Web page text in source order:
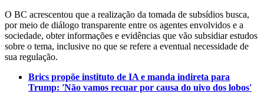
O BC acrescentou que a realização da tomada de subsídios busca,
por meio de diálogo transparente entre os agentes envolvidos e a
sociedade, obter informações e evidências que vão subsidiar estudos
sobre o tema, inclusive no que se refere a eventual necessidade de
sua regulação.
Brics propõe instituto de IA e manda indireta para
Trump: 'Não vamos recuar por causa do uivo dos lobos'